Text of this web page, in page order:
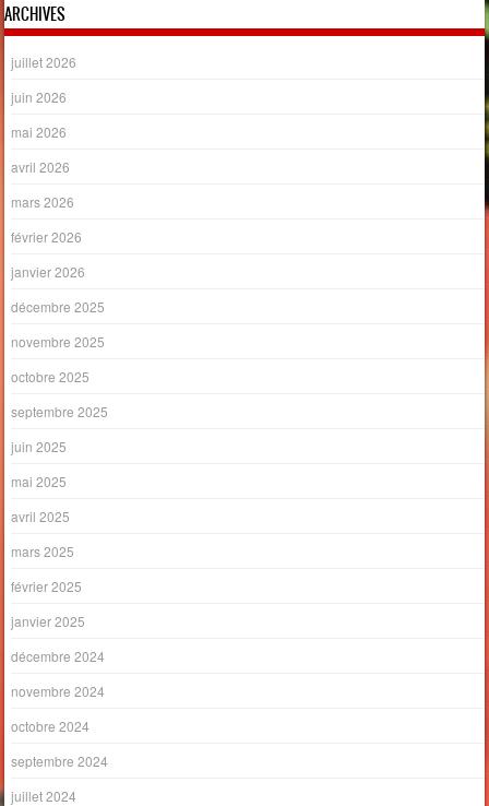
ARCHIVES
juillet 2026
juin 2026
mai 2026
avril 2026
mars 2026
février 2026
janvier 2026
décembre 2025
novembre 2025
octobre 2025
septembre 2025
juin 2025
mai 2025
avril 2025
mars 2025
février 2025
janvier 2025
décembre 2024
novembre 2024
octobre 2024
septembre 2024
juillet 2024